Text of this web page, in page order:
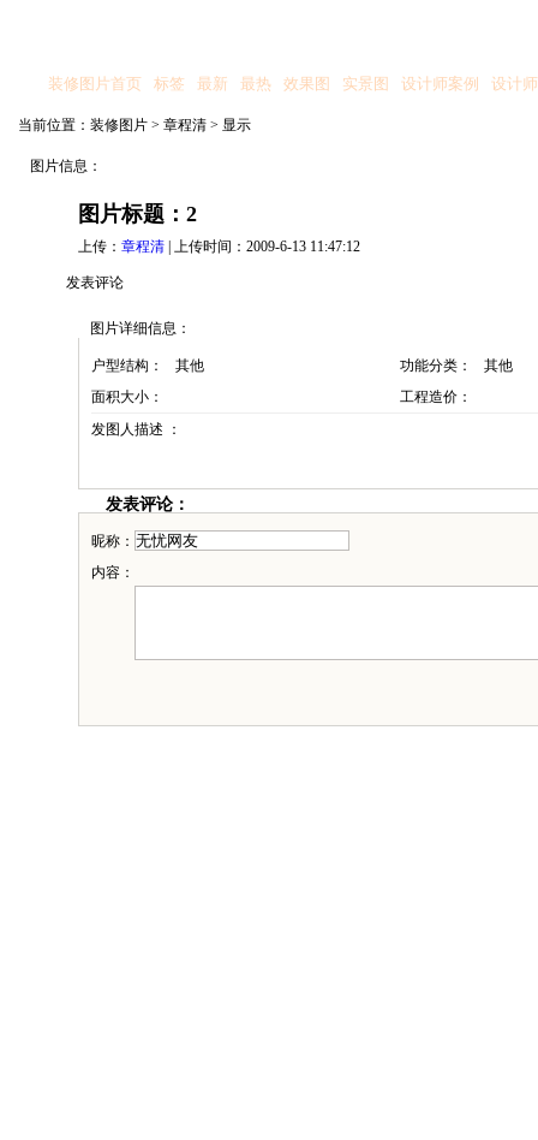
装修图片首页 标签 最新 最热 效果图 实景图 设计师案例 设计
当前位置： 装修图片 > 章程清 > 显示
图片信息：
图片标题：2
上传： 章程清 | 上传时间：2009-6-13 11:47:12
发表评论
图片详细信息：
户型结构： 其他 功能分类：
其他
面积大小：
工程造价：
发图人描述 ：
发表评论：
昵称：
内容：